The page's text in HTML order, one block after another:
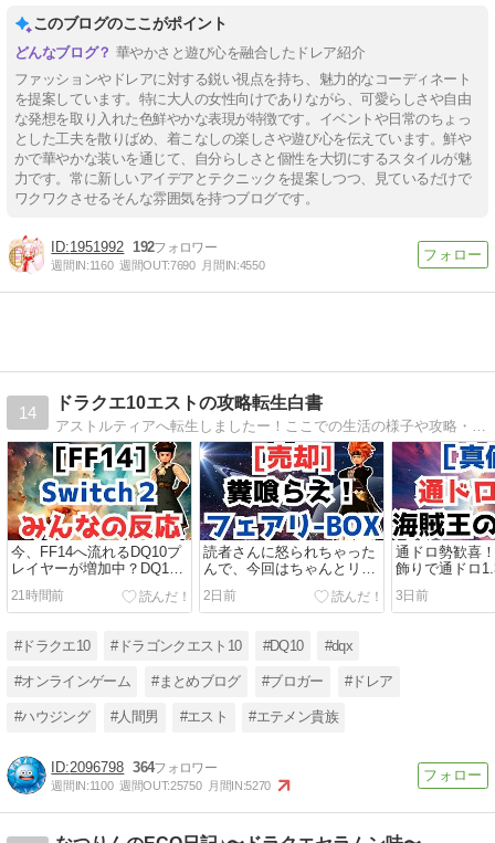
このブログのここがポイント
華やかさと遊び心を融合したドレア紹介
ファッションやドレアに対する鋭い視点を持ち、魅力的なコーディネート
を提案しています。特に大人の女性向けでありながら、可愛らしさや自由
な発想を取り入れた色鮮やかな表現が特徴です。イベントや日常のちょっ
とした工夫を散りばめ、着こなしの楽しさや遊び心を伝えています。鮮や
かで華やかな装いを通じて、自分らしさと個性を大切にするスタイルが魅
力です。常に新しいアイデアとテクニックを提案しつつ、見ているだけで
ワクワクさせるそんな雰囲気を持つブログです。
1951992 192
週間IN:1160 週間OUT:7690 月間IN:4550
14
ドラクエ10エストの攻略転生白書
アストルティアへ転生しましたー！ここでの生活の様子や攻略・金策・イベント等の情報を発信していきます。ドレア・ハウジング・職人・攻略・アップデート情報等の日常の記事を書いて行きます。
今、FF14へ流れるDQ10プ
レイヤーが増加中？DQ10
界隈でFF14の話題が急増
中！
21時間前
読者さんに怒られちゃった
んで、今回はちゃんとリア
ルグッズを売って来ました
よっと！
2日前
通ドロ勢歓喜
飾りで通ドロ
特に恩恵が得
ついて
3日前
#ドラクエ10 #ドラゴンクエスト10 #DQ10 #dqx
#オンラインゲーム #まとめブログ #ブロガー #ドレア
#ハウジング #人間男 #エスト #エテメン貴族
2096798 364
週間IN:1100 週間OUT:25750 月間IN:5270